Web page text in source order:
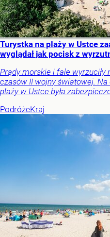
Turystka na plaży w Ustce
wyglądał jak pocisk z
Prądy morskie i fale wyrzuciły
czasów II wojny światowej.
plaży w Ustce była
PodróżeKraj